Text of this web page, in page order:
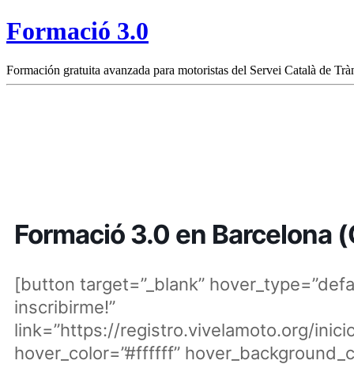
Formació 3.0
Formación gratuita avanzada para motoristas del Servei Català de
Formació 3.0 en Barcelona
[button target=”_blank”
inscribirme!”
link=”https://registro.vivelamoto.org/
hover_color=”#ffffff”